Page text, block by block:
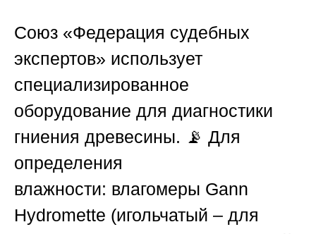
Союз «Федерация судебных
экспертов» использует
специализированное
оборудование для диагностики
гниения древесины. 📡 Для
определения
влажности: влагомеры Gann
Hydromette (игольчатый – для